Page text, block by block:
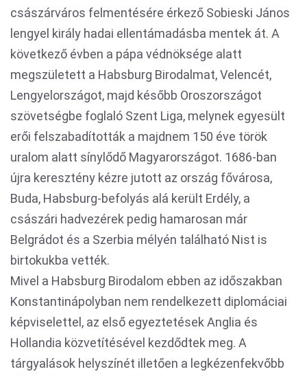
császárváros felmentésére érkező Sobieski János
lengyel király hadai ellentámadásba mentek át. A
következő évben a pápa védnöksége alatt
megszületett a Habsburg Birodalmat, Velencét,
Lengyelországot, majd később Oroszországot
szövetségbe foglaló Szent Liga, melynek egyesült
erői felszabadították a majdnem 150 éve török
uralom alatt sínylődő Magyarországot. 1686-ban
újra keresztény kézre jutott az ország fővárosa,
Buda, Habsburg-befolyás alá került Erdély, a
császári hadvezérek pedig hamarosan már
Belgrádot és a Szerbia mélyén található Nist is
birtokukba vették.
Mivel a Habsburg Birodalom ebben az időszakban
Konstantinápolyban nem rendelkezett diplomáciai
képviselettel, az első egyeztetések Anglia és
Hollandia közvetítésével kezdődtek meg. A
tárgyalások helyszínét illetően a legkézenfekvőbb